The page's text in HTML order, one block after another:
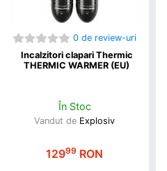
0 de review-uri
Incalzitori clapari Thermic
THERMIC WARMER (EU)
În Stoc
Vandut de Explosiv
12999 RON